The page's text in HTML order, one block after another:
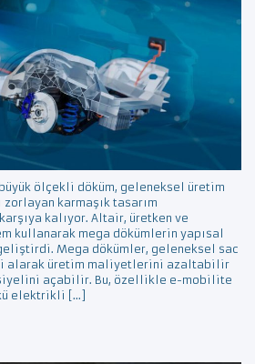
ölçekli döküm, geleneksel üretim
zorlayan karmaşık tasarım
kalıyor. Altair, üretken ve
kullanarak mega dökümlerin yapısal
Mega dökümler, geleneksel sac
alarak üretim maliyetlerini azaltabilir
açabilir. Bu, özellikle e-mobilite
elektrikli […]